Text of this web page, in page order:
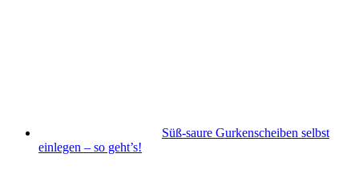
Süß-saure Gurkenscheiben selbst
einlegen – so geht’s!